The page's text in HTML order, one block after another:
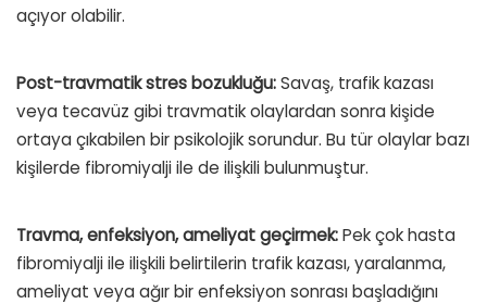
açıyor olabilir.
Post-travmatik stres bozukluğu:Savaş, trafik kazası
veya tecavüz gibi travmatik olaylardan sonra kişide
ortaya çıkabilen bir psikolojik sorundur. Bu tür olaylar bazı
kişilerde fibromiyalji ile de ilişkili bulunmuştur.
Travma, enfeksiyon, ameliyat geçirmek:Pek çok hasta
fibromiyalji ile ilişkili belirtilerin trafik kazası, yaralanma,
ameliyat veya ağır bir enfeksiyon sonrası başladığını